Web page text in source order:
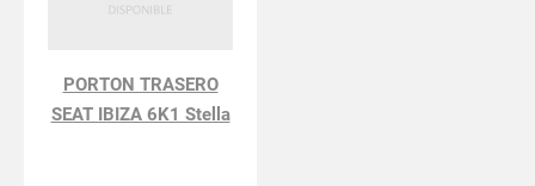
PORTON TRASERO
SEAT IBIZA 6K1 Stella